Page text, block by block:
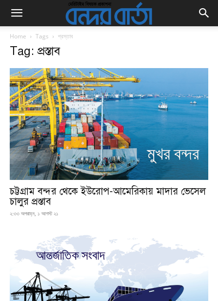
Home Tags প্রস্তাব
Tag: প্রস্তাব
চট্টগ্রাম বন্দর থেকে ইউরোপ-আমেরিকায় মাদার ভেসেল
চালুর প্রস্তাব
২:৩৩ অপরাহ্ন, ১ আগস্ট ২১